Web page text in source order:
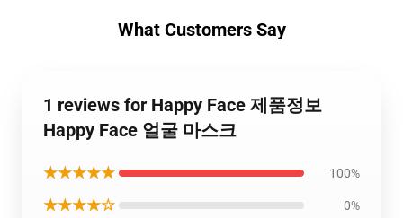
What Customers Say
1 reviews for Happy Face 제품정보
Happy Face 얼굴 마스크
★★★★★ 100%
★★★★☆ 0%